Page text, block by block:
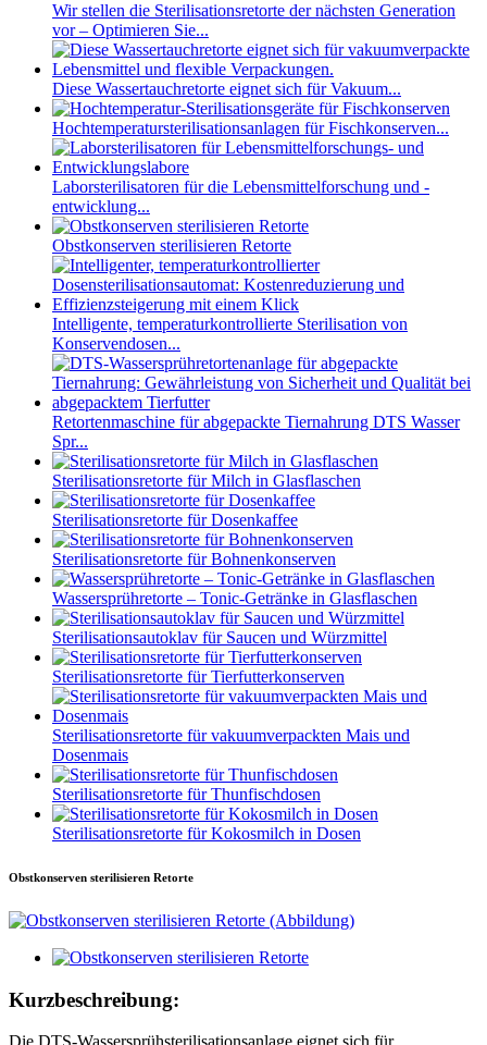
Wir stellen die Sterilisationsretorte der nächsten Generation
vor – Optimieren Sie...
Diese Wassertauchretorte eignet sich für Vakuum...
Hochtemperatursterilisationsanlagen für Fischkonserven...
Laborsterilisatoren für die Lebensmittelforschung und -
entwicklung...
Obstkonserven sterilisieren Retorte
Intelligente, temperaturkontrollierte Sterilisation von
Konservendosen...
Retortenmaschine für abgepackte Tiernahrung DTS Wasser
Spr...
Sterilisationsretorte für Milch in Glasflaschen
Sterilisationsretorte für Dosenkaffee
Sterilisationsretorte für Bohnenkonserven
Wassersprühretorte – Tonic-Getränke in Glasflaschen
Sterilisationsautoklav für Saucen und Würzmittel
Sterilisationsretorte für Tierfutterkonserven
Sterilisationsretorte für vakuumverpackten Mais und
Dosenmais
Sterilisationsretorte für Thunfischdosen
Sterilisationsretorte für Kokosmilch in Dosen
Obstkonserven sterilisieren Retorte
Kurzbeschreibung: